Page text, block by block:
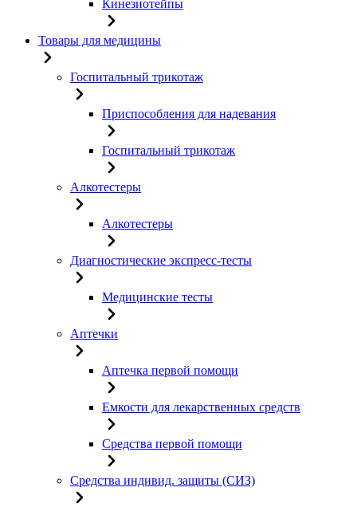
Кинезиотейпы
Товары для медицины
Госпитальный трикотаж
Приспособления для надевания
Госпитальный трикотаж
Алкотестеры
Алкотестеры
Диагностические экспресс-тесты
Медицинские тесты
Аптечки
Аптечка первой помощи
Емкости для лекарственных средств
Средства первой помощи
Средства индивид. защиты (СИЗ)